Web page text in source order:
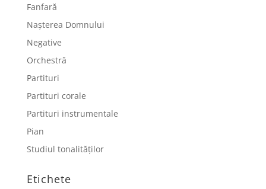
Fanfară
Nașterea Domnului
Negative
Orchestră
Partituri
Partituri corale
Partituri instrumentale
Pian
Studiul tonalităților
Etichete